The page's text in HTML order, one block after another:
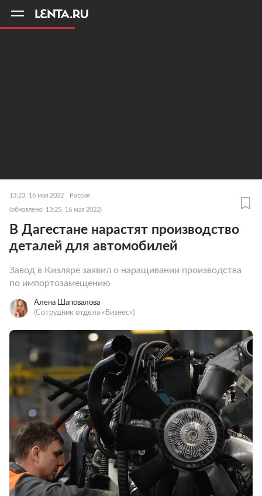
13:23, 16 мая 2022 Россия
(обновлено: 13:25, 16 мая 2022)
В Дагестане нарастят производство
деталей для автомобилей
Завод в Кизляре заявил о наращивании производства
по импортозамещению
Алена Шаповалова
(Сотрудник отдела «‎Бизнес»)